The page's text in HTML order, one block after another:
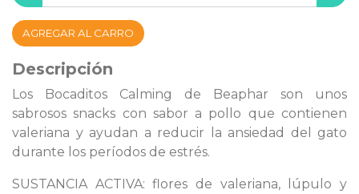
AGREGAR AL CARRO
Descripción
Los Bocaditos Calming de Beaphar son unos
sabrosos snacks con sabor a pollo que contienen
valeriana y ayudan a reducir la ansiedad del gato
durante los períodos de estrés.
SUSTANCIA ACTIVA: flores de valeriana, lúpulo y